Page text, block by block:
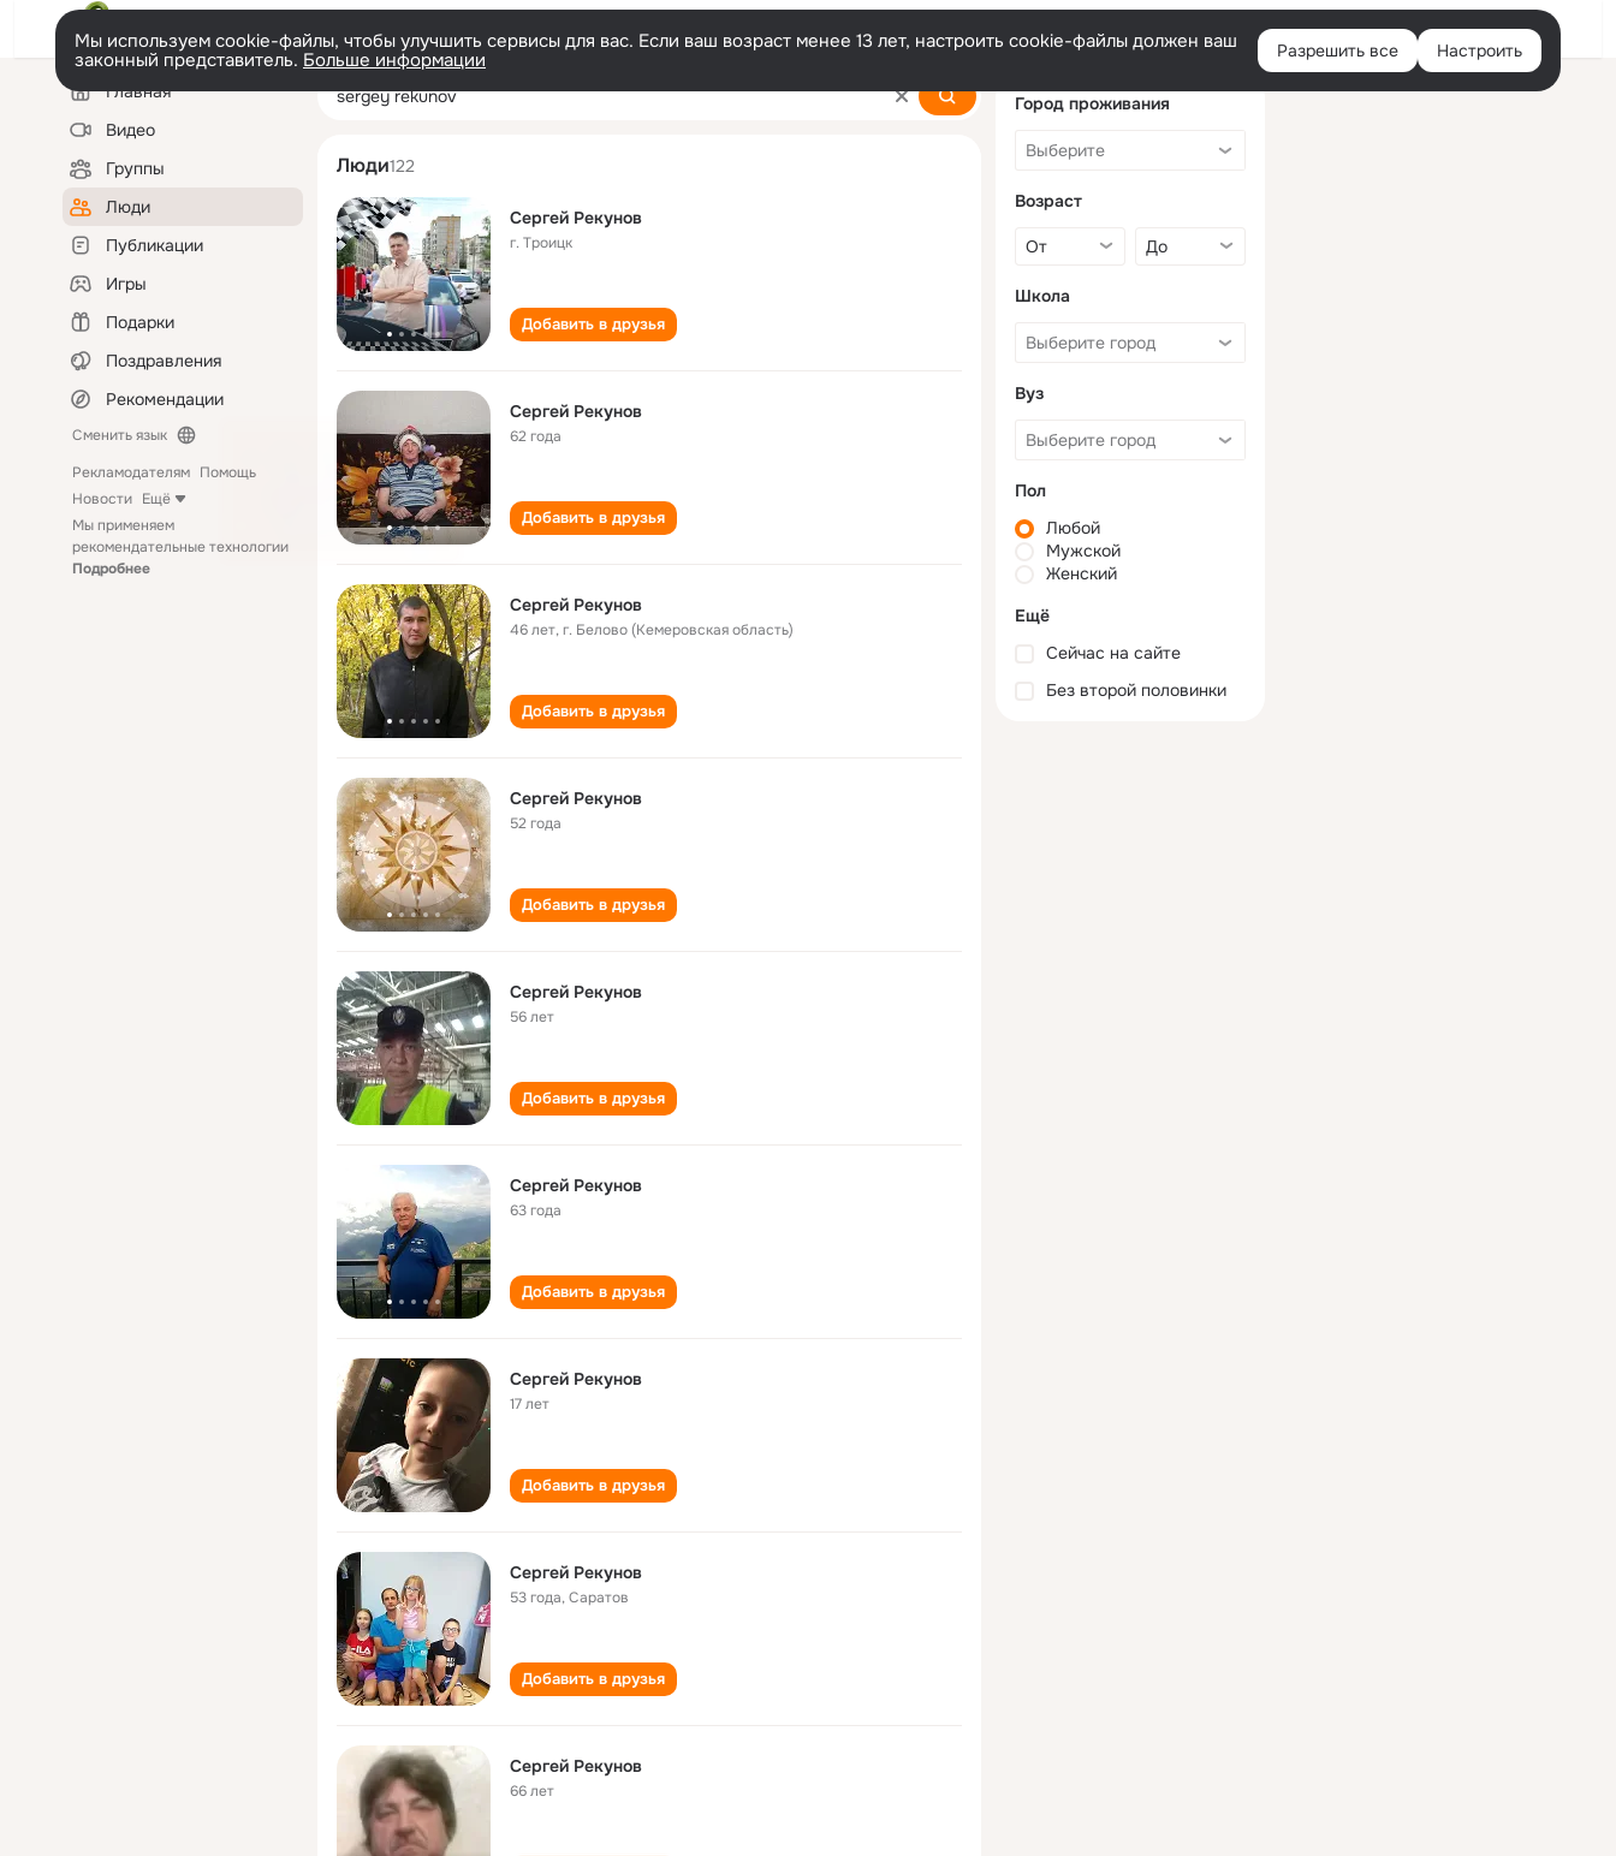
Войти
Мы используем cookie-файлы, чтобы улучшить сервисы для вас. Если ваш возраст менее 13 лет, настроить cookie-файлы должен ваш
законный представитель. Больше информации Разрешить все Настроить
Левая
колонкаГлавная
Видео
Группы
Люди
Публикации
Игры
Подарки
Поздравления
Рекомендации
Сменить язык
Рекламодателям Помощь
Новости Ещё
Мы применяем
рекомендательные технологии
Подробнее
sergey rekunov
Люди122
Сергей Рекунов
г. Троицк
Добавить в друзья
Сергей Рекунов
62 года
Добавить в друзья
Сергей Рекунов
46 лет,г. Белово (Кемеровская область)
Добавить в друзья
Сергей Рекунов
52 года
Добавить в друзья
Сергей Рекунов
56 лет
Добавить в друзья
Сергей Рекунов
63 года
Добавить в друзья
Сергей Рекунов
17 лет
Добавить в друзья
Сергей Рекунов
53 года,Саратов
Добавить в друзья
Сергей Рекунов
66 лет
Город проживания
Возраст
Школа
Вуз
Пол
Любой
Мужской
Женский
Ещё
Сейчас на сайте
Без второй половинки